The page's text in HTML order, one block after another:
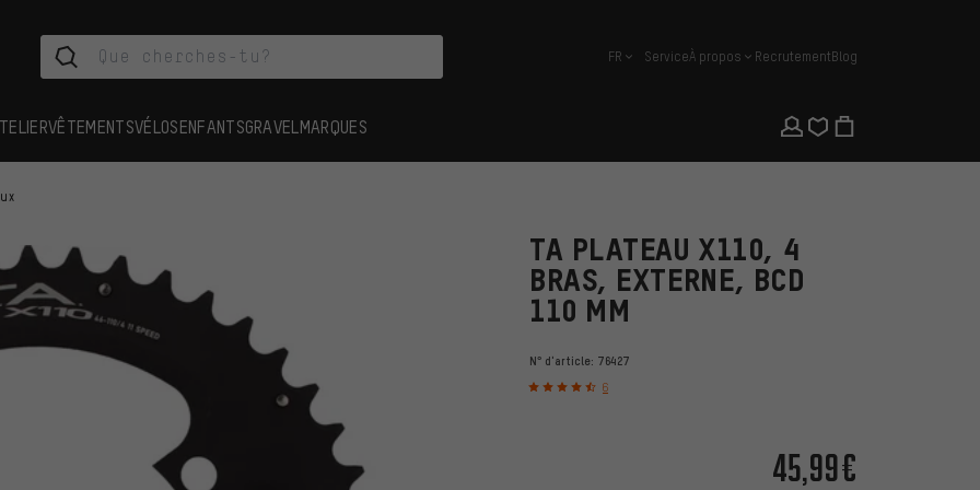
français
FR ServiceÀ propos RecrutementBlog
VÊTEMENTSVÉLOSENFANTSGRAVEL MARQUES
TA PLATEAU X110, 4
BRAS, EXTERNE, BCD
110 MM
N° d'article: 76427
6
45,99€